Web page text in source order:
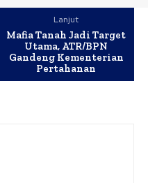
Lanjut
Mafia Tanah Jadi Target
Utama, ATR/BPN
Gandeng Kementerian
Pertahanan